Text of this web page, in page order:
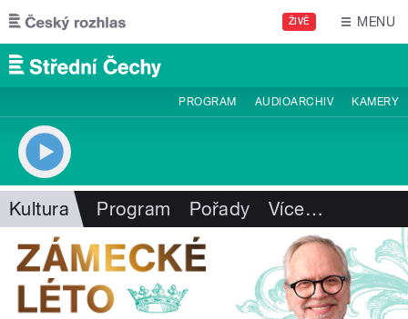
Přejít k hlavnímu obsahu
ŽIVĚ MENU
PROGRAM AUDIOARCHIV KAMERY
Kultura Program Pořady Více…